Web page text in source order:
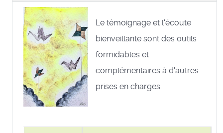
Le témoignage et l'écoute
bienveillante sont des outils
formidables et
complémentaires à d'autres
prises en charges.